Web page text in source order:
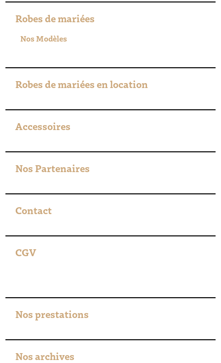
Robes de mariées
Nos Modèles
Robes de mariées en location
Accessoires
Nos Partenaires
Contact
CGV
Nos prestations
Nos archives